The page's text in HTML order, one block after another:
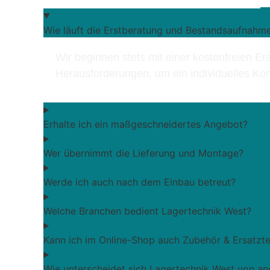
Wie läuft die Erstberatung und
Erhalte ich ein maßgeschneidertes Angebot?
Wer übernimmt die Lieferung und Montage?
Werde ich auch nach dem Einbau betreut?
Welche Branchen bedient Lagertechnik West?
Kann ich im Online-Shop auch Zubehör &